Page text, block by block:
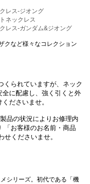
レス-ジオング
ネックレス
レス-ガンダム&ジオング
クなど様々なコレクション
くられていますが、ネック
に配慮し、強く引くと外
ださいませ。
品の状況によりお修理内
「お客様のお名前・商品
くださいませ。
シリーズ。初代である「機